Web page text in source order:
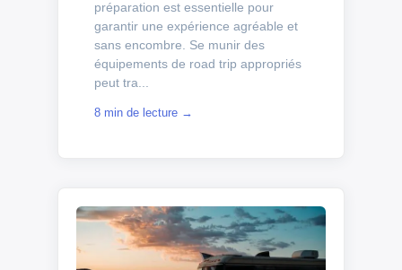
préparation est essentielle pour
garantir une expérience agréable et
sans encombre. Se munir des
équipements de road trip appropriés
peut tra...
8 min de lecture →